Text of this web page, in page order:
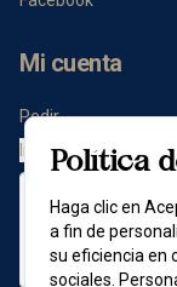
Mi cuenta
Pedir
Iniciar sesión
Política
Haga clic en
a fin de
su eficiencia en
sociales.